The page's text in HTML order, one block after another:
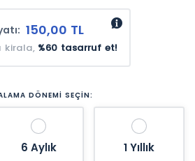
150,00 TL
kirala, %60 tasarruf et!
DÖNEMİ SEÇİN:
6 Aylık 1 Yıllık